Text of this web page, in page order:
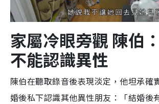
家屬冷眼旁觀 陳伯
不能認識異性
陳伯在聽取錄音後表現淡定，他坦承確
婚後私下認識其他異性朋友：「結婚後